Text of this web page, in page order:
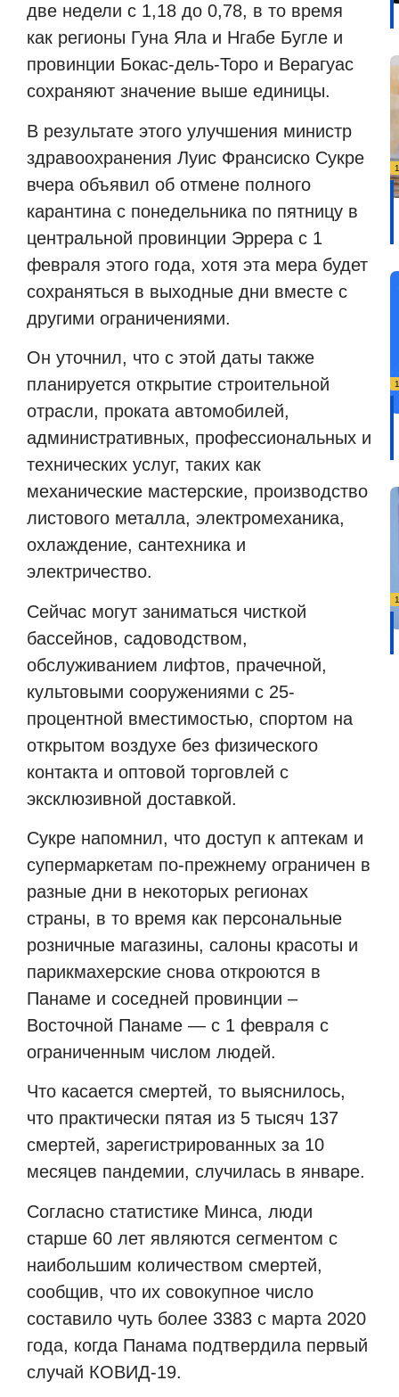
две недели с 1,18 до 0,78, в то время
как регионы Гуна Яла и Нгабе Бугле и
провинции Бокас-дель-Торо и Верагуас
сохраняют значение выше единицы.
В результате этого улучшения министр
здравоохранения Луис Франсиско Сукре
вчера объявил об отмене полного
карантина с понедельника по пятницу в
центральной провинции Эррера с 1
февраля этого года, хотя эта мера будет
сохраняться в выходные дни вместе с
другими ограничениями.
Он уточнил, что с этой даты также
планируется открытие строительной
отрасли, проката автомобилей,
административных, профессиональных и
технических услуг, таких как
механические мастерские, производство
листового металла, электромеханика,
охлаждение, сантехника и
электричество.
Сейчас могут заниматься чисткой
бассейнов, садоводством,
обслуживанием лифтов, прачечной,
культовыми сооружениями с 25-
процентной вместимостью, спортом на
открытом воздухе без физического
контакта и оптовой торговлей с
эксклюзивной доставкой.
Сукре напомнил, что доступ к аптекам и
супермаркетам по-прежнему ограничен в
разные дни в некоторых регионах
страны, в то время как персональные
розничные магазины, салоны красоты и
парикмахерские снова откроются в
Панаме и соседней провинции –
Восточной Панаме — с 1 февраля с
ограниченным числом людей.
Что касается смертей, то выяснилось,
что практически пятая из 5 тысяч 137
смертей, зарегистрированных за 10
месяцев пандемии, случилась в январе.
Согласно статистике Минса, люди
старше 60 лет являются сегментом с
наибольшим количеством смертей,
сообщив, что их совокупное число
составило чуть более 3383 с марта 2020
года, когда Панама подтвердила первый
случай КОВИД-19.